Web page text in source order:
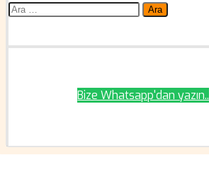
Arama:
Bize Whatsapp'dan yazın..